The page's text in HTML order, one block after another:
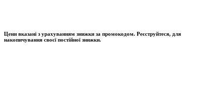
Цени вказані з урахуванням знижки за промокодом. Реєструйтеся, для
накопичування своєї постійної знижки.